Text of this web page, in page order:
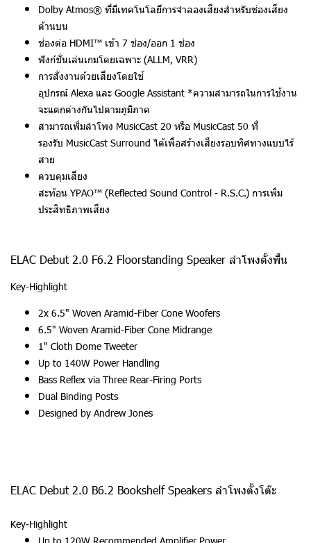
Dolby Atmos® ที่มีเทคโนโลยีการจำลองเสียงสำหรับช่องเสียง
ด้านบน
ช่องต่อ HDMI™ เข้า 7 ช่อง/ออก 1 ช่อง
ฟังก์ชั่นเล่นเกมโดยเฉพาะ (ALLM, VRR)
การสั่งงานด้วยเสียงโดยใช้
อุปกรณ์ Alexa และ Google Assistant *ความสามารถในการใช้งาน
จะแตกต่างกันไปตามภูมิภาค
สามารถเพิ่มลำโพง MusicCast 20 หรือ MusicCast 50 ที่
รองรับ MusicCast Surround ได้เพื่อสร้างเสียงรอบทิศทางแบบไร้
สาย
ควบคุมเสียง
สะท้อน YPAO™ (Reflected Sound Control - R.S.C.) การเพิ่ม
ประสิทธิภาพเสียง
ELAC Debut 2.0 F6.2 Floorstanding Speaker ลำโพงตั้งพื้น
Key-Highlight
2x 6.5" Woven Aramid-Fiber Cone Woofers
6.5" Woven Aramid-Fiber Cone Midrange
1" Cloth Dome Tweeter
Up to 140W Power Handling
Bass Reflex via Three Rear-Firing Ports
Dual Binding Posts
Designed by Andrew Jones
ELAC Debut 2.0 B6.2 Bookshelf Speakers ลำโพงตั้งโต๊ะ
Key-Highlight